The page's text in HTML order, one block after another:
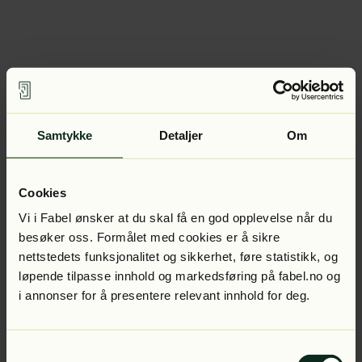
Samtykke Detaljer Om
Cookies
Vi i Fabel ønsker at du skal få en god opplevelse når du
besøker oss. Formålet med cookies er å sikre
nettstedets funksjonalitet og sikkerhet, føre statistikk, og
løpende tilpasse innhold og markedsføring på fabel.no og
i annonser for å presentere relevant innhold for deg.